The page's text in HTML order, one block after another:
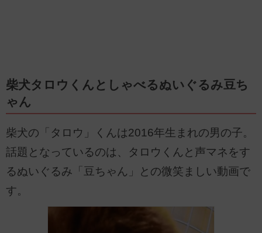
柴犬タロウくんとしゃべるぬいぐるみ豆ち
ゃん
柴犬の「タロウ」くんは2016年生まれの男の子。
話題となっているのは、タロウくんと声マネをす
るぬいぐるみ「豆ちゃん」との微笑ましい動画で
す。